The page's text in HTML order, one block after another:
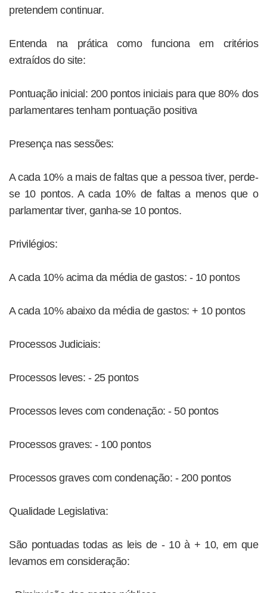
pretendem continuar.
Entenda na prática como funciona em critérios
extraídos do site:
Pontuação inicial: 200 pontos iniciais para que 80% dos
parlamentares tenham pontuação positiva
Presença nas sessões:
A cada 10% a mais de faltas que a pessoa tiver, perde-
se 10 pontos. A cada 10% de faltas a menos que o
parlamentar tiver, ganha-se 10 pontos.
Privilégios:
A cada 10% acima da média de gastos: - 10 pontos
A cada 10% abaixo da média de gastos: + 10 pontos
Processos Judiciais:
Processos leves: - 25 pontos
Processos leves com condenação: - 50 pontos
Processos graves: - 100 pontos
Processos graves com condenação: - 200 pontos
Qualidade Legislativa:
São pontuadas todas as leis de - 10 à + 10, em que
levamos em consideração: